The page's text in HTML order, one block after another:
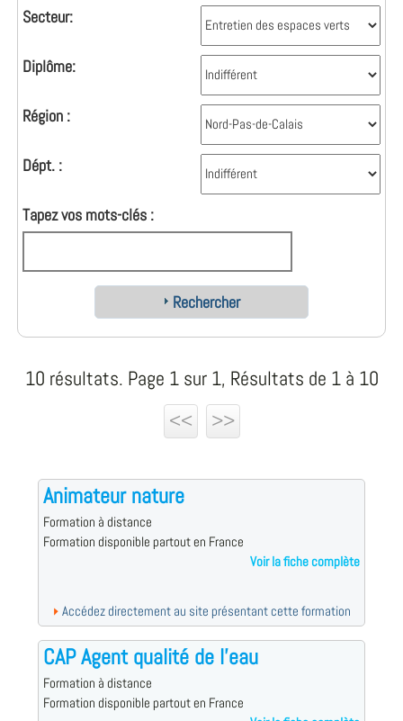
Secteur:
Diplôme:
Région :
Dépt. :
Tapez vos mots-clés :
Rechercher
10 résultats. Page 1 sur 1, Résultats de 1 à 10
<<
>>
Animateur nature
Formation à distance
Formation disponible partout en France
Voir la fiche complète
Accédez directement au site présentant cette formation
CAP Agent qualité de l'eau
Formation à distance
Formation disponible partout en France